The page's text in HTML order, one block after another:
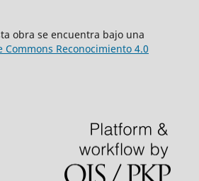
obra se encuentra bajo una
Commons Reconocimiento 4.0